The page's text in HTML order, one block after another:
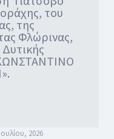
του
της
Φλώρινας,
2026